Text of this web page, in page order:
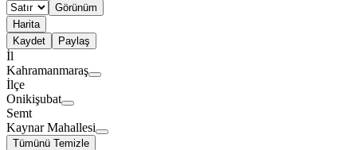
Görünüm
Harita
Kaydet
Paylaş
İl
Kahramanmaraş
İlçe
Onikişubat
Semt
Kaynar Mahallesi
Tümünü Temizle